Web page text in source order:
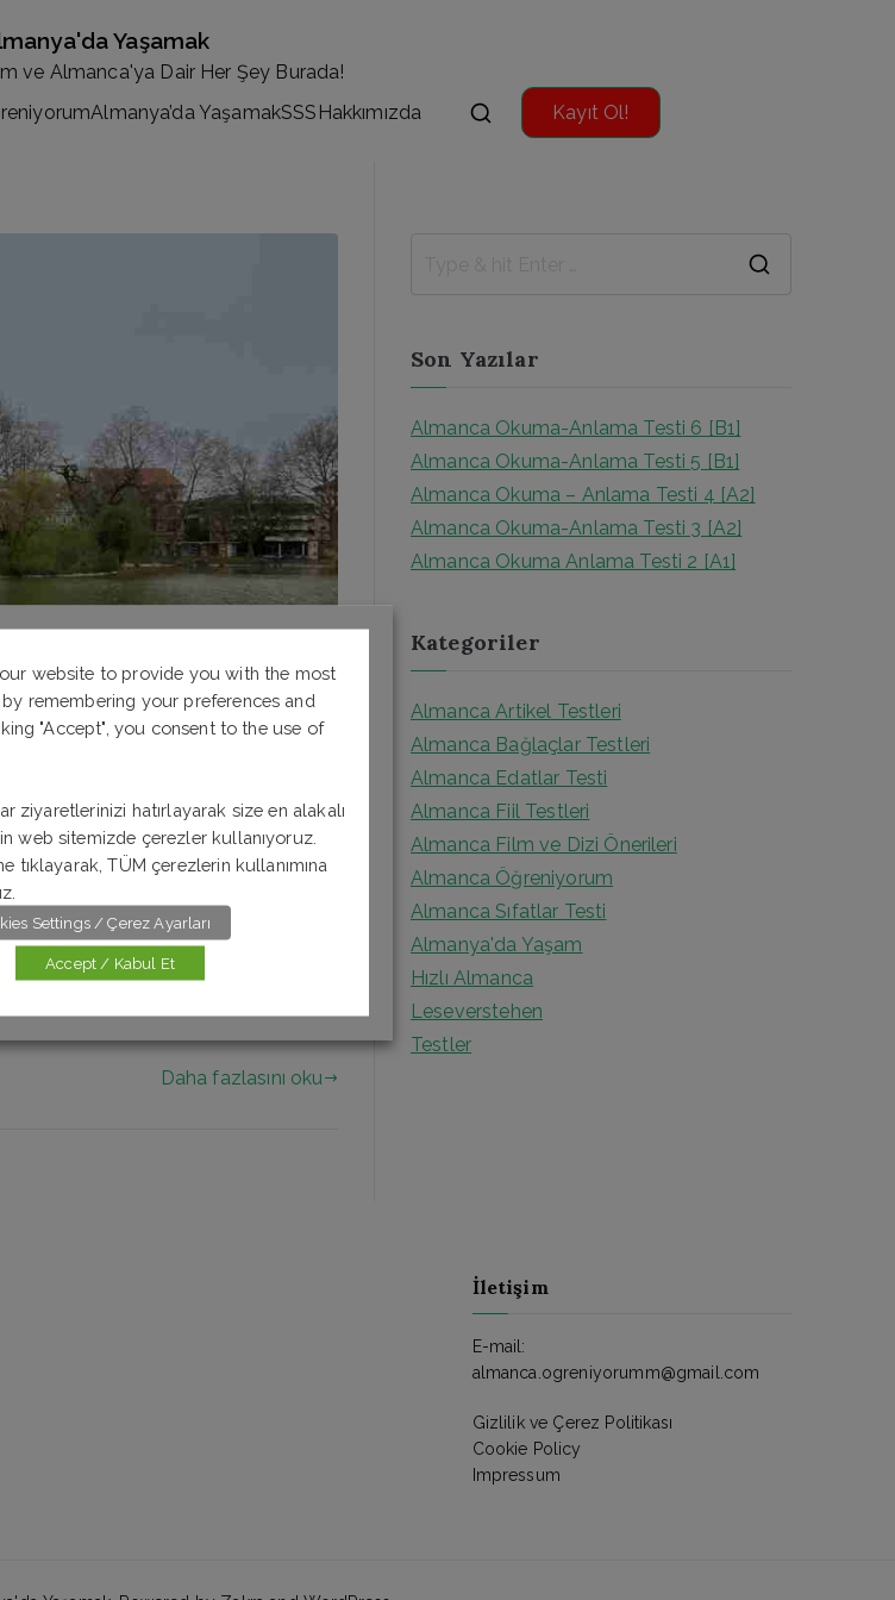
Yaşamak
ve Almanca'ya Dair Her Şey Burada!
Almanya’da YaşamakSSS Hakkımızda Kayıt Ol!
10 soruluk online Almanca
fiili bulmanız ve doğru olduğunu
ve doğru cevapları görmek için
verilen boşluk sayısı temsilidir,
Daha fazlasını oku
Son Yazılar
Almanca Okuma-Anlama Testi 6 [B1]
Almanca Okuma-Anlama Testi 5 [B1]
Almanca Okuma – Anlama Testi 4 [A2]
Almanca Okuma-Anlama Testi 3 [A2]
Almanca Okuma Anlama Testi 2 [A1]
Kategoriler
Almanca Artikel Testleri
Almanca Bağlaçlar Testleri
Almanca Edatlar Testi
Almanca Fiil Testleri
Almanca Film ve Dizi Önerileri
Almanca Öğreniyorum
Almanca Sıfatlar Testi
Almanya'da Yaşam
Hızlı Almanca
Leseverstehen
Testler
İletişim
E-mail:
almanca.ogreniyorumm@gmail.com
Gizlilik ve Çerez Politikası
Cookie Policy
Impressum
website to provide you with the most
remembering your preferences and
"Accept", you consent to the use of
ziyaretlerinizi hatırlayarak size en alakalı
web sitemizde çerezler kullanıyoruz.
tıklayarak, TÜM çerezlerin kullanımına
Settings / Çerez Ayarları
Accept / Kabul Et